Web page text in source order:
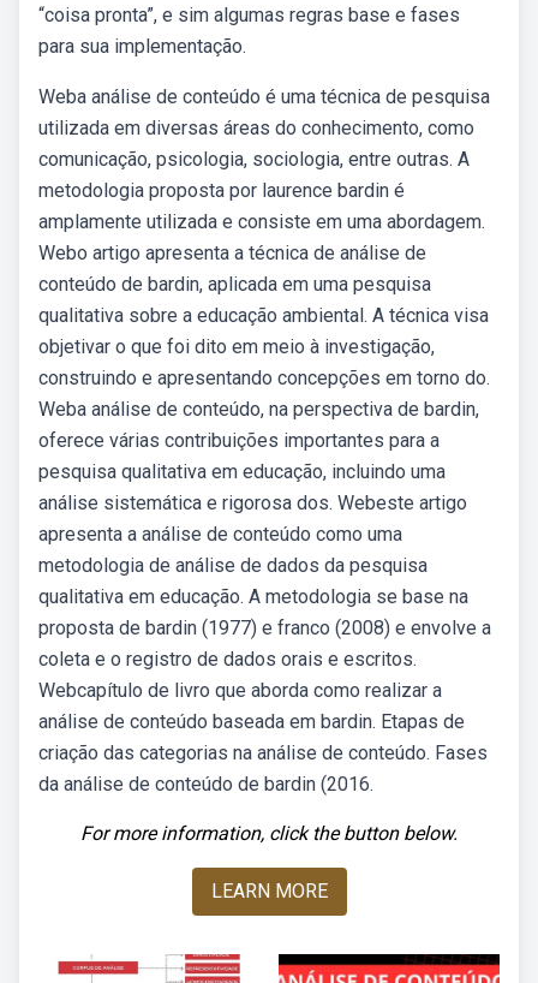
“coisa pronta”, e sim algumas regras base e fases
para sua implementação.
Weba análise de conteúdo é uma técnica de pesquisa
utilizada em diversas áreas do conhecimento, como
comunicação, psicologia, sociologia, entre outras. A
metodologia proposta por laurence bardin é
amplamente utilizada e consiste em uma abordagem.
Webo artigo apresenta a técnica de análise de
conteúdo de bardin, aplicada em uma pesquisa
qualitativa sobre a educação ambiental. A técnica visa
objetivar o que foi dito em meio à investigação,
construindo e apresentando concepções em torno do.
Weba análise de conteúdo, na perspectiva de bardin,
oferece várias contribuições importantes para a
pesquisa qualitativa em educação, incluindo uma
análise sistemática e rigorosa dos. Webeste artigo
apresenta a análise de conteúdo como uma
metodologia de análise de dados da pesquisa
qualitativa em educação. A metodologia se base na
proposta de bardin (1977) e franco (2008) e envolve a
coleta e o registro de dados orais e escritos.
Webcapítulo de livro que aborda como realizar a
análise de conteúdo baseada em bardin. Etapas de
criação das categorias na análise de conteúdo. Fases
da análise de conteúdo de bardin (2016.
For more information, click the button below.
LEARN MORE